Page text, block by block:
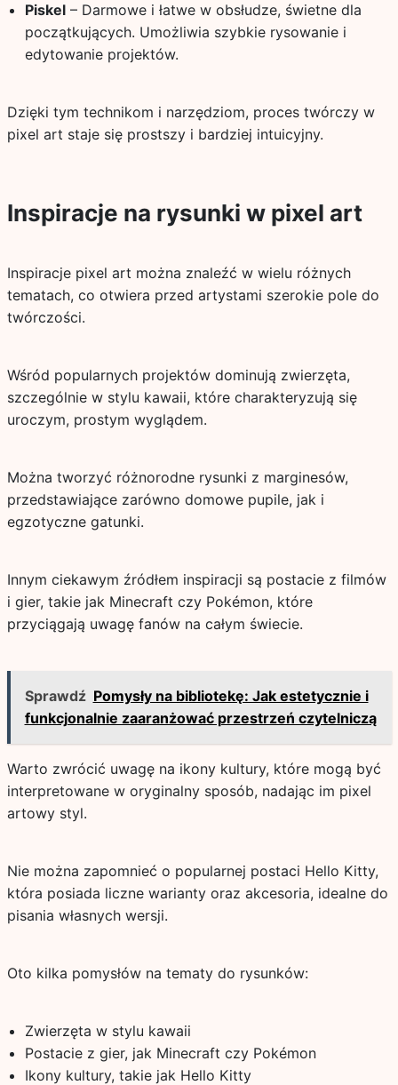
Piskel– Darmowe i łatwe w obsłudze, świetne dla
początkujących. Umożliwia szybkie rysowanie i
edytowanie projektów.
Dzięki tym technikom i narzędziom, proces twórczy w
pixel art staje się prostszy i bardziej intuicyjny.
Inspiracje na rysunki w pixel art
Inspiracje pixel art można znaleźć w wielu różnych
tematach, co otwiera przed artystami szerokie pole do
twórczości.
Wśród popularnych projektów dominują zwierzęta,
szczególnie w stylu kawaii, które charakteryzują się
uroczym, prostym wyglądem.
Można tworzyć różnorodne rysunki z marginesów,
przedstawiające zarówno domowe pupile, jak i
egzotyczne gatunki.
Innym ciekawym źródłem inspiracji są postacie z filmów
i gier, takie jak Minecraft czy Pokémon, które
przyciągają uwagę fanów na całym świecie.
Sprawdź Pomysły na bibliotekę: Jak estetycznie i
funkcjonalnie zaaranżować przestrzeń czytelniczą
Warto zwrócić uwagę na ikony kultury, które mogą być
interpretowane w oryginalny sposób, nadając im pixel
artowy styl.
Nie można zapomnieć o popularnej postaci Hello Kitty,
która posiada liczne warianty oraz akcesoria, idealne do
pisania własnych wersji.
Oto kilka pomysłów na tematy do rysunków:
Zwierzęta w stylu kawaii
Postacie z gier, jak Minecraft czy Pokémon
Ikony kultury, takie jak Hello Kitty